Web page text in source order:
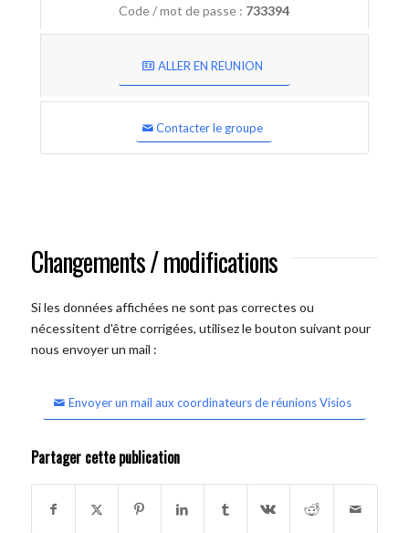
Code / mot de passe : 733394
ALLER EN REUNION
Contacter le groupe
Changements / modifications
Si les données affichées ne sont pas correctes ou
nécessitent d'être corrigées, utilisez le bouton suivant pour
nous envoyer un mail :
Envoyer un mail aux coordinateurs de réunions Visios
Partager cette publication